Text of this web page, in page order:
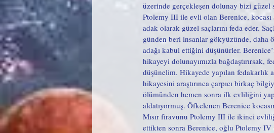
üzerinde gerçekleşen dolunay bizi güzel
Ptolemy III ile evli olan Berenice, kocası
adak olarak güzel saçlarını feda eder.
günden beri insanlar gökyüzünde, daha
adağı kabul ettiğini düşünürler.
hikayeyi dolunayımızla bağdaştırırsak,
düşünelim. Hikayede yapılan
hikayesini araştırınca çarpıcı birkaç
ölümünden hemen sonra ilk evliliğini
aldatıyormuş. Öfkelenen Berenice
Mısır firavunu Ptolemy III ile ikinci
ettikten sonra Berenice, oğlu Ptolemy